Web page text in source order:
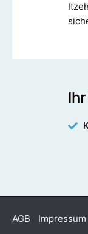
AGB Impressum